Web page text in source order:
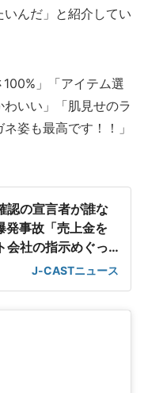
んだ」と紹介してい
」「アイテム選
いい」「肌見せのラ
姿も最高です！！」
認の宣言者が誰な
発事故「売上金を
会社の指示めぐっ
J-CASTニュース